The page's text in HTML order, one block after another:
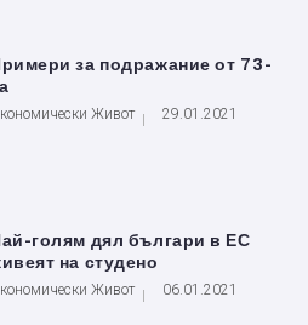
за подражание от 73-
Живот 29.01.2021
голям дял българи в ЕС
на студено
Живот 06.01.2021